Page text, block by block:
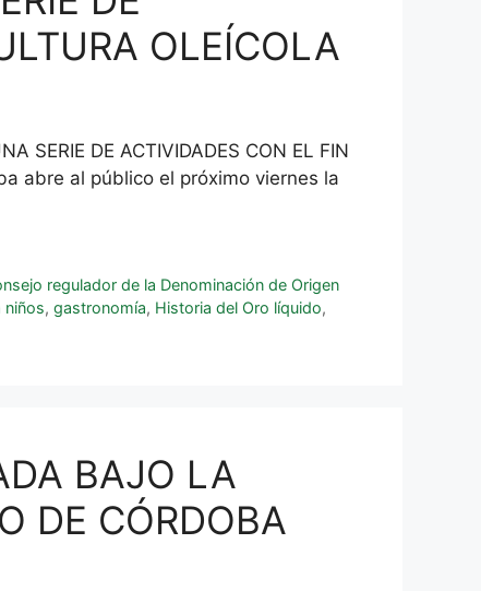
OLEÍCOLA
SERIE DE ACTIVIDADES CON EL FIN
abre al público el próximo viernes la
regulador de la Denominación de Origen
niños, gastronomía, Historia del Oro líquido,
BAJO LA
DE CÓRDOBA